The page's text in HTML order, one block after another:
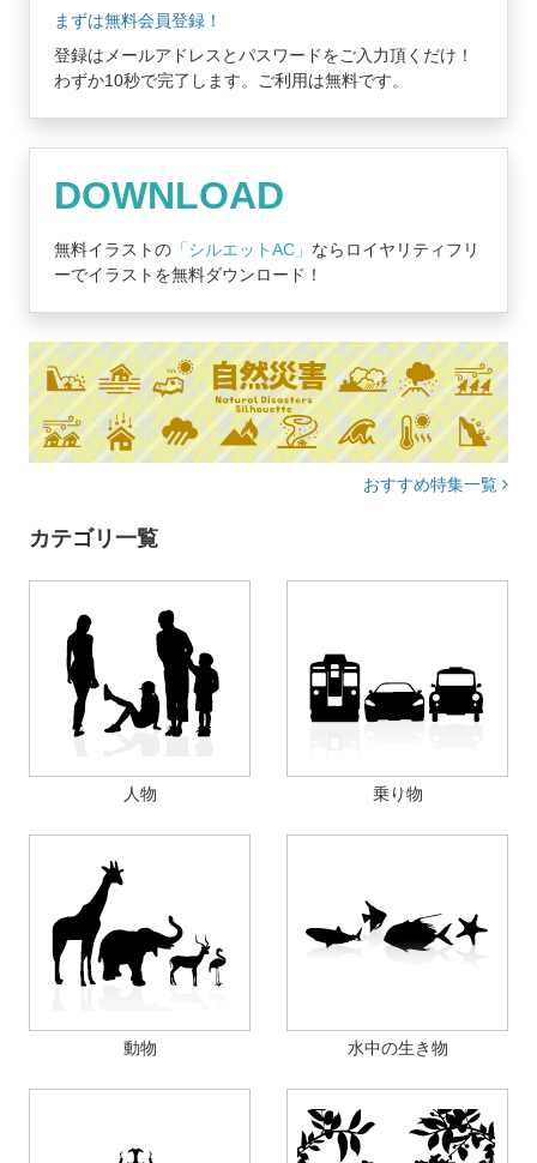
まずは無料会員登録！
登録はメールアドレスとパスワードをご入力頂くだけ！
わずか10秒で完了します。ご利用は無料です。
DOWNLOAD
無料イラストの 「シルエットAC」 ならロイヤリティフリ
ーでイラストを無料ダウンロード！
おすすめ特集一覧
カテゴリ一覧
人物 乗り物
動物 水中の生き物